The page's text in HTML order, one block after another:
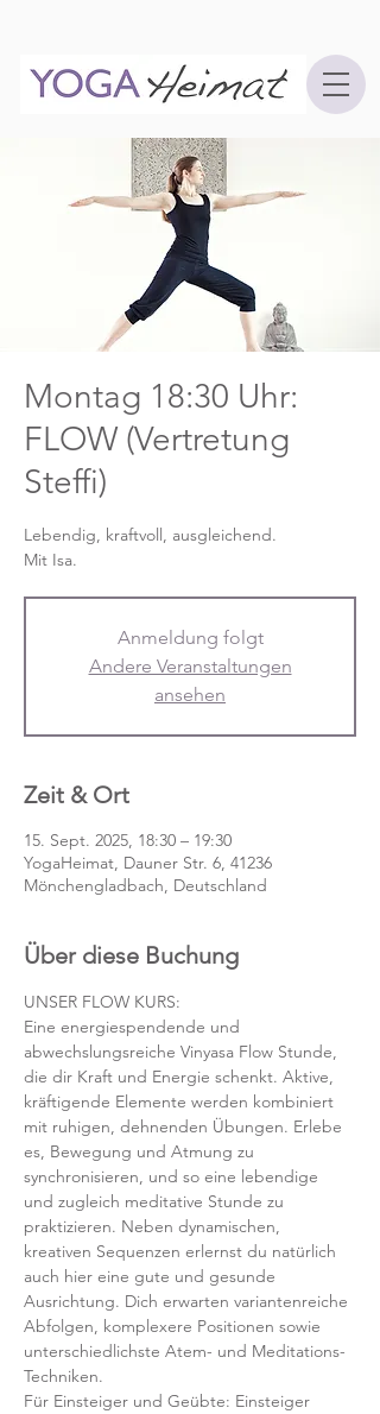
Montag 18:30 Uhr:
FLOW (Vertretung
Steffi)
Lebendig, kraftvoll, ausgleichend.
Mit Isa.
Anmeldung folgt
Andere Veranstaltungen
ansehen
Zeit & Ort
15. Sept. 2025, 18:30 – 19:30
YogaHeimat, Dauner Str. 6, 41236
Mönchengladbach, Deutschland
Über diese Buchung
UNSER FLOW KURS:
Eine energiespendende und
abwechslungsreiche Vinyasa Flow Stunde,
die dir Kraft und Energie schenkt. Aktive,
kräftigende Elemente werden kombiniert
mit ruhigen, dehnenden Übungen. Erlebe
es, Bewegung und Atmung zu
synchronisieren, und so eine lebendige
und zugleich meditative Stunde zu
praktizieren. Neben dynamischen,
kreativen Sequenzen erlernst du natürlich
auch hier eine gute und gesunde
Ausrichtung. Dich erwarten variantenreiche
Abfolgen, komplexere Positionen sowie
unterschiedlichste Atem- und Meditations-
Techniken.
Für Einsteiger und Geübte: Einsteiger